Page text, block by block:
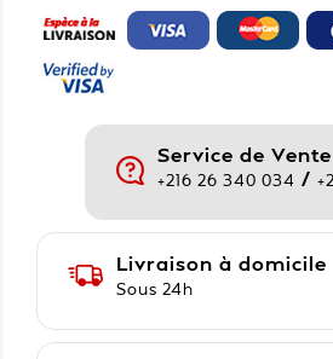
Service de
+216 26 340 034 /
Livraison à domicile
Sous 24h